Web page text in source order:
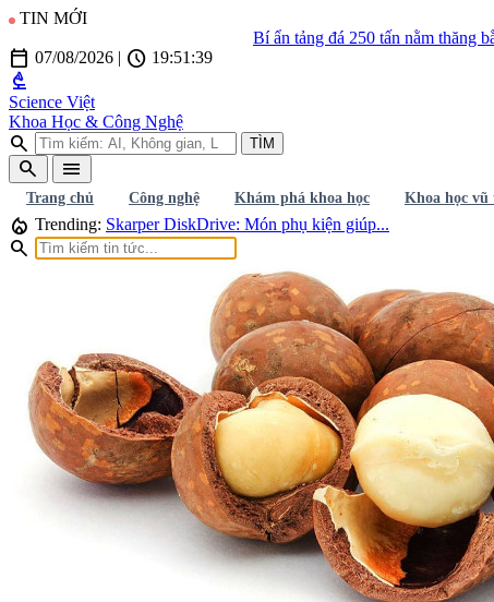
TIN MỚI
Bí ẩn tảng đá 250 tấn nằm thăng bằng trên sườn
calendar_today 07/08/2026 | schedule 19:51:40
biotech
Science Việt
Khoa Học & Công Nghệ
search TÌM
search menu
Trang chủ Công nghệ Khám phá khoa học Khoa học vũ
local_fire_department Trending: Skarper DiskDrive: Món phụ kiện giúp...
search